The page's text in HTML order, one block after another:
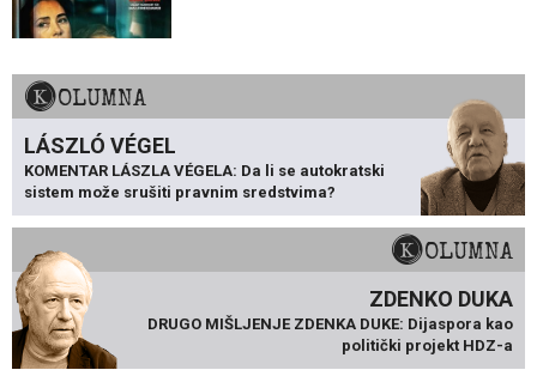
KOLUMNA
LÁSZLÓ VÉGEL
KOMENTAR LÁSZLA VÉGELA: Da li se autokratski
sistem može srušiti pravnim sredstvima?
KOLUMNA
ZDENKO DUKA
DRUGO MIŠLJENJE ZDENKA DUKE: Dijaspora kao
politički projekt HDZ-a